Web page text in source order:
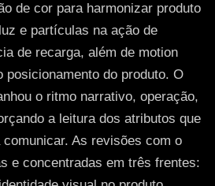
de cor para harmonizar produto
e partículas na ação de
de recarga, além de motion
posicionamento do produto. O
o ritmo narrativo, operação,
a leitura dos atributos que
As revisões com o
e concentradas em três frentes: